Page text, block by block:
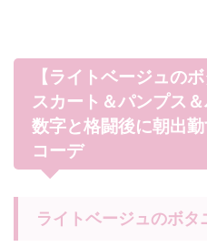
【ライトベージュの
スカート＆パンプス
数字と格闘後に朝出
コーデ
ライトベージュのボタ